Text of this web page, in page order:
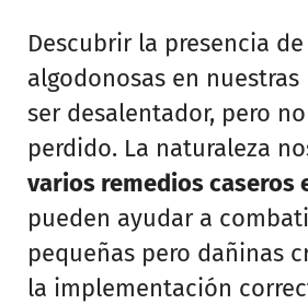
Descubrir la presencia
algodonosas en
ser desalentador, pero
perdido. La naturaleza
varios remedios caseros
pueden ayudar a
pequeñas pero dañinas
la implementación